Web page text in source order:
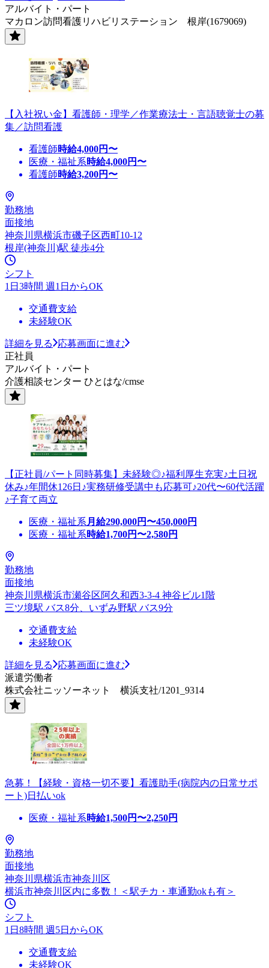
アルバイト・パート
マカロン訪問看護リハビリステーション 根岸(1679069)
【入社祝い金】看護師・理学／作業療法士・言語聴覚士の募
集／訪問看護
看護師時給4,000円〜
医療・福祉系時給4,000円〜
看護師時給3,200円〜
勤務地
面接地
神奈川県横浜市磯子区西町10-12
根岸(神奈川)駅 徒歩4分
シフト
1日3時間 週1日からOK
交通費支給
未経験OK
詳細を見る
応募画面に進む
正社員
アルバイト・パート
介護相談センター ひとはな/cmse
【正社員/パート同時募集】未経験◎♪福利厚生充実♪土日祝
休み♪年間休126日♪実務研修受講中も応募可♪20代〜60代活躍
♪子育て両立
医療・福祉系 月給290,000円〜450,000円
医療・福祉系時給1,700円〜2,580円
勤務地
面接地
神奈川県横浜市瀬谷区阿久和西3-3-4 神谷ビル1階
三ツ境駅 バス8分、いずみ野駅 バス9分
交通費支給
未経験OK
詳細を見る
応募画面に進む
派遣労働者
株式会社ニッソーネット 横浜支社/1201_9314
急募！【経験・資格一切不要】看護助手(病院内の日常サポ
ート)日払いok
医療・福祉系時給1,500円〜2,250円
勤務地
面接地
神奈川県横浜市神奈川区
横浜市神奈川区内に多数！＜駅チカ・車通勤okも有＞
シフト
1日8時間 週5日からOK
交通費支給
未経験OK